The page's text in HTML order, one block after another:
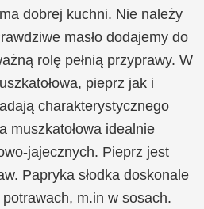
dobrej kuchni. Nie należy
masło dodajemy do
rolę pełnią przyprawy. W
pieprz jak i
charakterystycznego
muszkatołowa idealnie
jajecznych. Pieprz jest
Papryka słodka doskonale
m.in w sosach.